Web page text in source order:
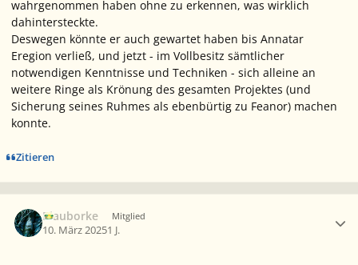
wahrgenommen haben ohne zu erkennen, was wirklich
dahintersteckte.
Deswegen könnte er auch gewartet haben bis Annatar
Eregion verließ, und jetzt - im Vollbesitz sämtlicher
notwendigen Kenntnisse und Techniken - sich alleine an
weitere Ringe als Krönung des gesamten Projektes (und
Sicherung seines Ruhmes als ebenbürtig zu Feanor) machen
konnte.
Zitieren
Blauborke Mitglied
10. März 20251 J.